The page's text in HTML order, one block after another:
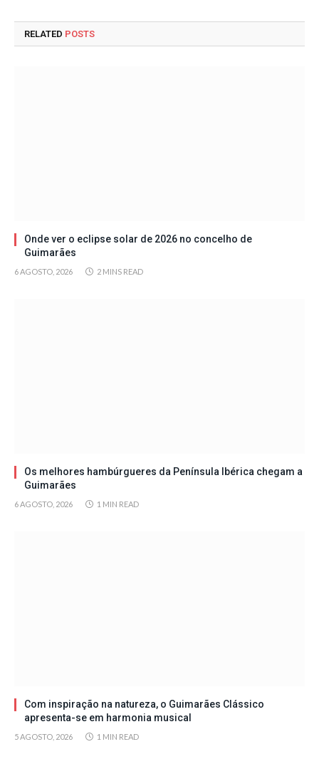
RELATED POSTS
Onde ver o eclipse solar de 2026 no concelho de
Guimarães
6 AGOSTO, 2026 2 MINS READ
Os melhores hambúrgueres da Península Ibérica chegam a
Guimarães
6 AGOSTO, 2026 1 MIN READ
Com inspiração na natureza, o Guimarães Clássico
apresenta-se em harmonia musical
5 AGOSTO, 2026 1 MIN READ